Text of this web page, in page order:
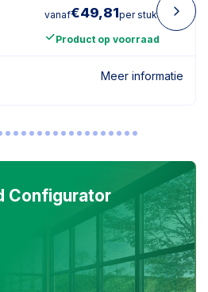
vanaf€49,81per stuk
Product op voorraad
Meer informatie
Configurator